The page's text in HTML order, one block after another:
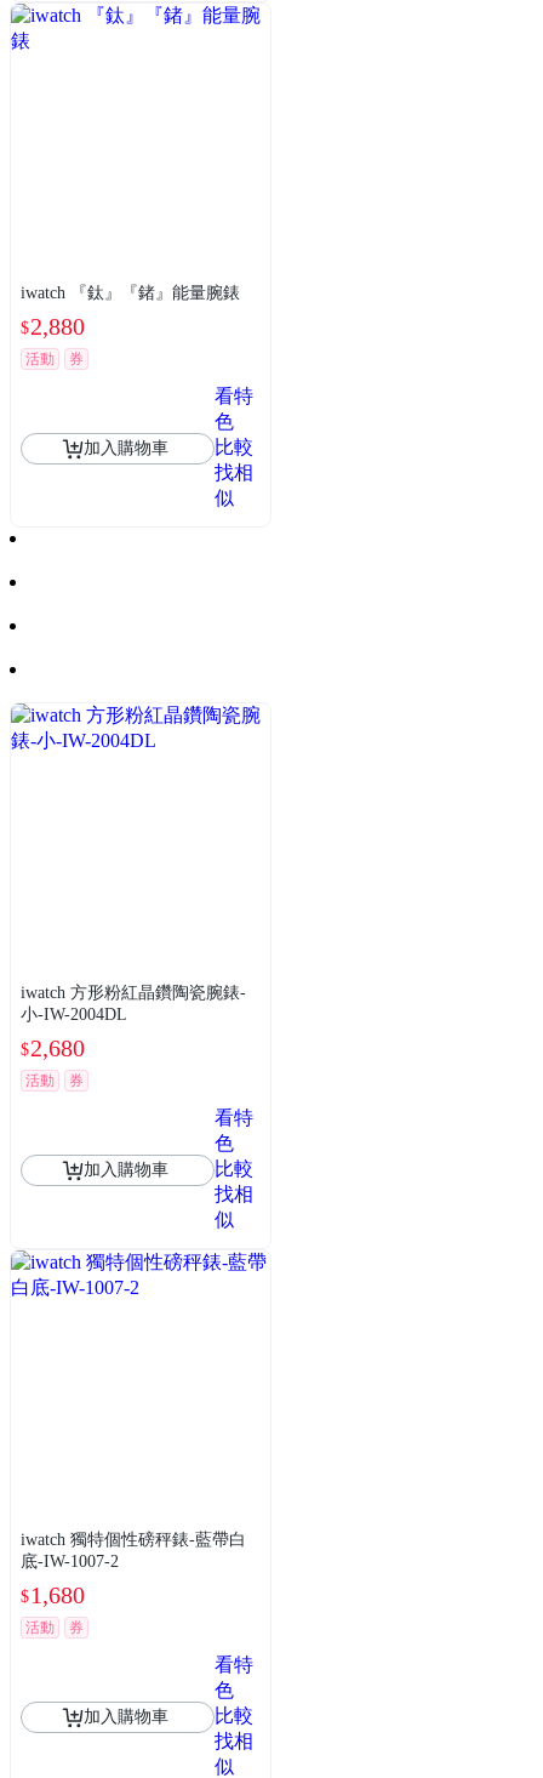
iwatch 『鈦』『鍺』能量腕錶
$2,880
活動 券
加入購物車
看特
色
比較
找相
似
iwatch 方形粉紅晶鑽陶瓷腕錶-
小-IW-2004DL
$2,680
活動 券
加入購物車
看特
色
比較
找相
似
iwatch 獨特個性磅秤錶-藍帶白
底-IW-1007-2
$1,680
活動 券
加入購物車
看特
色
比較
找相
似